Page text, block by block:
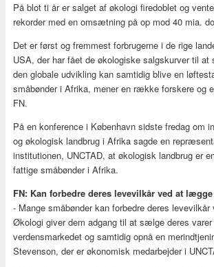
På blot ti år er salget af økologi firedoblet og
rekorder med en omsætning på op mod 40 mia.
Det er først og fremmest forbrugerne i de rige
USA, der har fået de økologiske salgskurver til at
den globale udvikling kan samtidig blive en
småbønder i Afrika, mener en række forskere og
FN.
På en konference i København sidste fredag om
og økologisk landbrug i Afrika sagde en
institutionen, UNCTAD, at økologisk landbrug er
fattige småbønder i Afrika.
FN: Kan forbedre deres levevilkår ved at
- Mange småbønder kan forbedre deres
Økologi giver dem adgang til at sælge deres varer
verdensmarkedet og samtidig opnå en
Stevenson, der er økonomisk medarbejder i